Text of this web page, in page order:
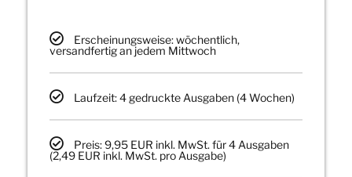
Erscheinungsweise: wöchentlich,
versandfertig an jedem Mittwoch
Laufzeit: 4 gedruckte Ausgaben (4 Wochen)
Preis: 9,95 EUR inkl. MwSt. für 4 Ausgaben
(2,49 EUR inkl. MwSt. pro Ausgabe)